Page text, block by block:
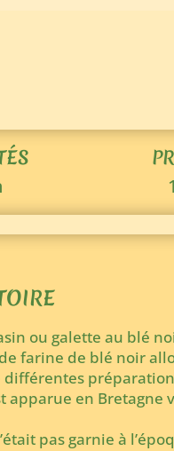
ou galette au blé
farine de blé noir
apparue en Bretagne
pas garnie à